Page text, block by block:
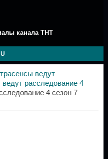
канала ТНТ
ведут
расследование 4
4 сезон 7